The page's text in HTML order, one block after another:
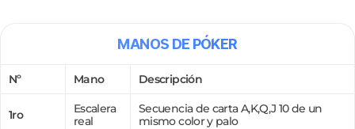
Nº Mano Descripción
1ro
Escalera
real
Secuencia de carta A,K,Q,J 10 de un
mismo color y palo
MANOS DE PÓKER